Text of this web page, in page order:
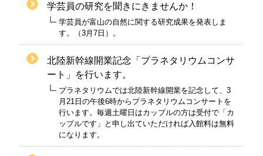
学芸員の研究を聞きにきませんか！
学芸員が富山の自然に関する研究成果を発表しま
す。（3月7日）。
北陸新幹線開業記念「プラネタリウムコンサ
ート」を行います。
プラネタリウムでは北陸新幹線開業を記念して、3
月21日の午後6時からプラネタリウムコンサートを
行います。毎週土曜日はカップルの方は受付で「カ
ップルです」と申し出ていただければ入館料は無料
になります。